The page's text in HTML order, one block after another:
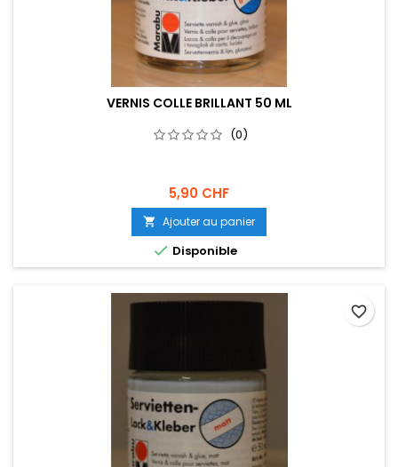
VERNIS COLLE BRILLANT 50 ML
(0)
5,90 CHF
 Ajouter au panier
 Disponible
favorite_border